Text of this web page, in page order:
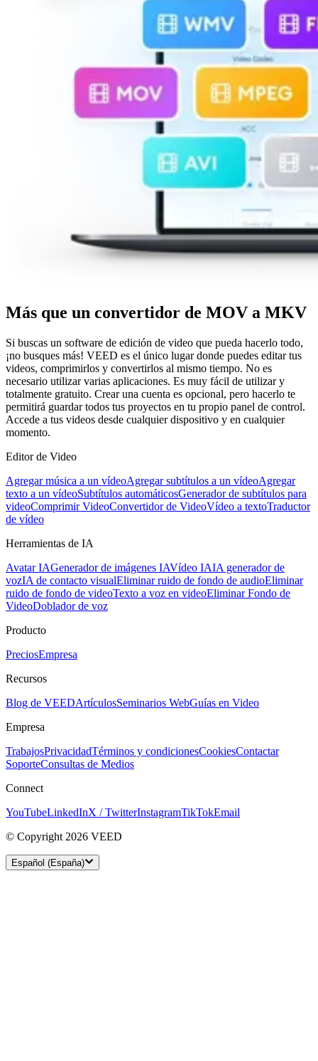
Más que un convertidor de MOV a MKV
Si buscas un software de edición de video que pueda hacerlo todo,
¡no busques más! VEED es el único lugar donde puedes editar tus
videos, comprimirlos y convertirlos al mismo tiempo. No es
necesario utilizar varias aplicaciones. Es muy fácil de utilizar y
totalmente gratuito. Crear una cuenta es opcional, pero hacerlo te
permitirá guardar todos tus proyectos en tu propio panel de control.
Accede a tus videos desde cualquier dispositivo y en cualquier
momento.
Editor de Video
Agregar música a un vídeoAgregar subtítulos a un vídeoAgregar
texto a un vídeoSubtítulos automáticosGenerador de subtítulos para
videoComprimir VideoConvertidor de VideoVídeo a textoTraductor
de vídeo
Herramientas de IA
Avatar IAGenerador de imágenes IAVídeo IAIA generador de
vozIA de contacto visualEliminar ruido de fondo de audioEliminar
ruido de fondo de videoTexto a voz en videoEliminar Fondo de
VideoDoblador de voz
Producto
PreciosEmpresa
Recursos
Blog de VEEDArtículosSeminarios WebGuías en Video
Empresa
TrabajosPrivacidadTérminos y condicionesCookiesContactar
SoporteConsultas de Medios
Connect
YouTubeLinkedInX / TwitterInstagramTikTokEmail
© Copyright 2026 VEED
Español (España)